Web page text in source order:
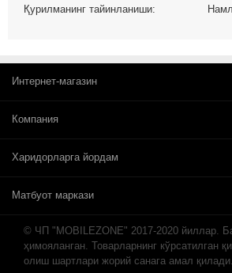
Қурилманинг тайинланиши:
Интернет-магазин
Компания
Харидорларга йордам
Матбуот маркази
© ЧП "MOBILEZONE" 2017-2020 йиллар.
ҳимояланган. Товарларнинг кўрсатилган
олиш шартлари жорий санага амал қилади.